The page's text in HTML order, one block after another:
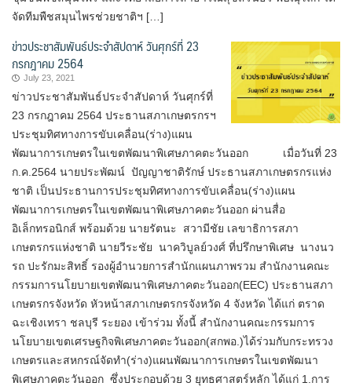
จัดทีมพืชสมุนไพรช่วยชาติฯ […]
ข่าวประชาสัมพันธ์ประจำสัปดาห์ วันศุกร์ที่ 23
กรกฎาคม 2564
July 23, 2021
ข่าวประชาสัมพันธ์ประจำสัปดาห์ วันศุกร์ที่
23 กรกฎาคม 2564 ประธานสภาเกษตรกรฯ
ประชุมทิศทางการขับเคลื่อน(ร่าง)แผน
พัฒนาการเกษตรในเขตพัฒนาพิเศษภาคตะวันออก เมื่อวันที่ 23
ก.ค.2564 นายประพัฒน์ ปัญญาชาติรักษ์ ประธานสภาเกษตรกรแห่ง
ชาติ เป็นประธานการประชุมทิศทางการขับเคลื่อน(ร่าง)แผน
พัฒนาการเกษตรในเขตพัฒนาพิเศษภาคตะวันออก ผ่านสื่อ
อิเล็กทรอนิกส์ พร้อมด้วย นายรัตนะ สวามีชัย เลขาธิการสภา
เกษตรกรแห่งชาติ นายวีระชัย นาควิบูลย์วงศ์ ที่ปรึกษาพิเศษ นางนว
รถ ปะรักมะสิทธิ์ รองผู้อำนวยการสำนักแผนภาพรวม สำนักงานคณะ
กรรมการนโยบายเขตพัฒนาพิเศษภาคตะวันออก(EEC) ประธานสภา
เกษตรกรจังหวัด หัวหน้าสภาเกษตรกรจังหวัด 4 จังหวัด ได้แก่ ตราด
ฉะเชิงเทรา ชลบุรี ระยอง เข้าร่วม ทั้งนี้ สำนักงานคณะกรรมการ
นโยบายเขตเศรษฐกิจพิเศษภาคตะวันออก(สกพอ.)ได้ร่วมกับกระทรวง
เกษตรและสหกรณ์จัดทำ(ร่าง)แผนพัฒนาการเกษตรในเขตพัฒนา
พิเศษภาคตะวันออก ซึ่งประกอบด้วย 3 ยุทธศาสตร์หลัก ได้แก่ 1.การ